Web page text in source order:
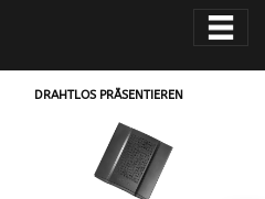
DRAHTLOS PRÄSENTIEREN